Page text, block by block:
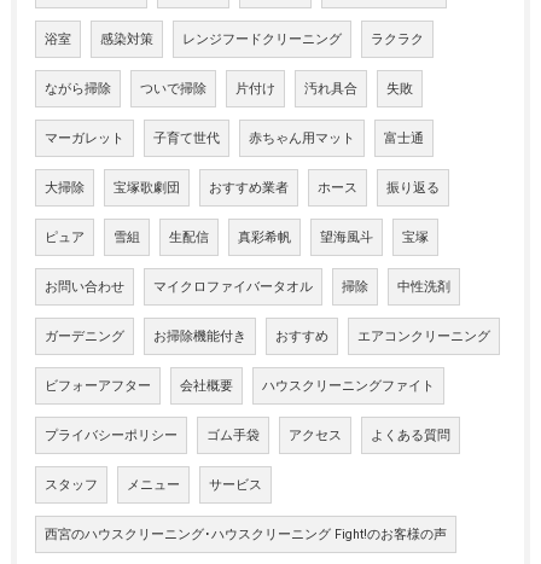
浴室 感染対策 レンジフードクリーニング ラクラク
ながら掃除 ついで掃除 片付け 汚れ具合 失敗
マーガレット 子育て世代 赤ちゃん用マット 富士通
大掃除 宝塚歌劇団 おすすめ業者 ホース 振り返る
ピュア 雪組 生配信 真彩希帆 望海風斗 宝塚
お問い合わせ マイクロファイバータオル 掃除 中性洗剤
ガーデニング お掃除機能付き おすすめ エアコンクリーニング
ビフォーアフター 会社概要 ハウスクリーニングファイト
プライバシーポリシー ゴム手袋 アクセス よくある質問
スタッフ メニュー サービス
西宮のハウスクリーニング･ハウスクリーニング Fight!のお客様の声